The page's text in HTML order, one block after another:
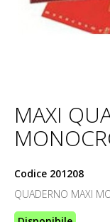
MAXI
Codice 201208
QUADERNO MAXI